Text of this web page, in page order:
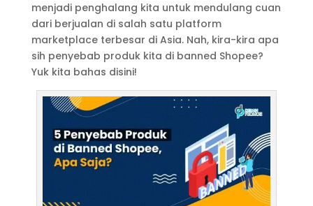
menjadi penghalang kita untuk mendulang cuan
dari berjualan di salah satu platform
marketplace terbesar di Asia. Nah, kira-kira apa
sih penyebab produk kita di banned Shopee?
Yuk kita bahas disini!